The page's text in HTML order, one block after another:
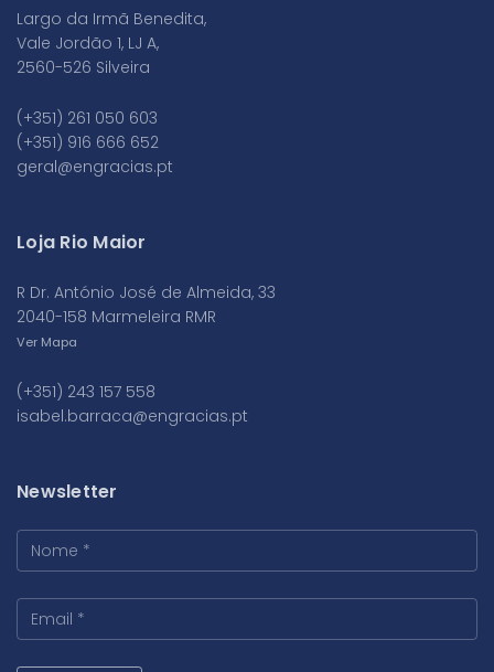
Largo da Irmã Benedita,
Vale Jordão 1, LJ A,
2560-526 Silveira
(+351) 261 050 603
(+351) 916 666 652
geral@engracias.pt
Loja Rio Maior
R Dr. António José de Almeida, 33
2040-158 Marmeleira RMR
Ver Mapa
(+351) 243 157 558
isabel.barraca@engracias.pt
Newsletter